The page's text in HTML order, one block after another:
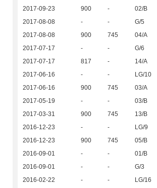
2017-09-23
900 - 02/B
2017-08-08
- - G/5
2017-08-08
900 745 04/A
2017-07-17
- - G/6
2017-07-17
817 - 14/A
2017-06-16
- - LG/10
2017-06-16
900 745 03/A
2017-05-19
- - 03/B
2017-03-31
900 745 13/B
2016-12-23
- - LG/9
2016-12-23
900 745 05/B
2016-09-01
- - 01/B
2016-09-01
- - G/3
2016-02-22
- - LG/16